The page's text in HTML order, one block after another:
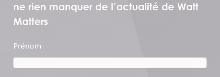
ne rien manquer de l’actualité de Watt
Matters
Prénom